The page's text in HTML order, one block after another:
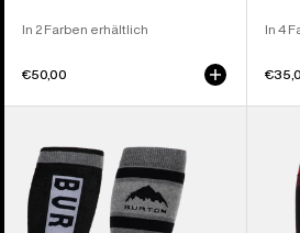
In 2 Farben erhältlich
€50,00
In 4
Weekend
Midweight
Socken
Socken